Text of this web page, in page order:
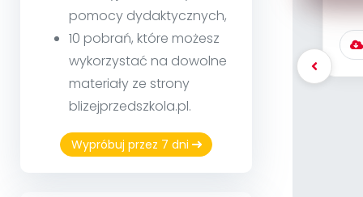
pomocy dydaktycznych,
10 pobrań, które możesz
wykorzystać na dowolne
materiały ze strony
blizejprzedszkola.pl.
Wypróbuj przez 7 dni